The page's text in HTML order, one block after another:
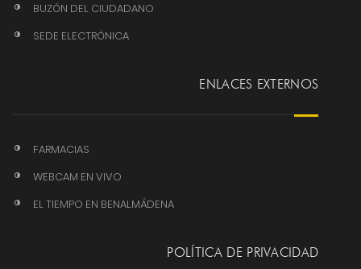
BUZÓN DEL CIUDADANO
SEDE ELECTRÓNICA
ENLACES EXTERNOS
FARMACIAS
WEBCAM EN VIVO
EL TIEMPO EN BENALMÁDENA
POLÍTICA DE PRIVACIDAD